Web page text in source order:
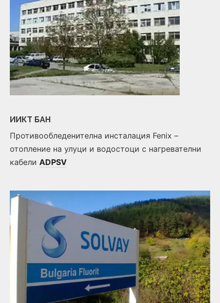
ИИКТ БАН
Противообледенителна инсталация Fenix –
отопление на улуци и водостоци с нагревателни
кабели ADPSV